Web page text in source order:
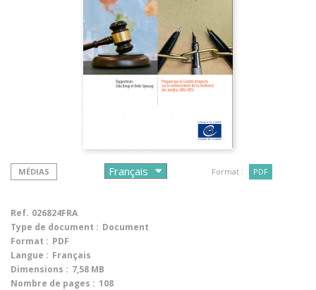
MÉDIAS Format : PDF
Ref. 026824FRA
Type de document : Document
Format : PDF
Langue : Français
Dimensions : 7,58 MB
Nombre de pages : 108